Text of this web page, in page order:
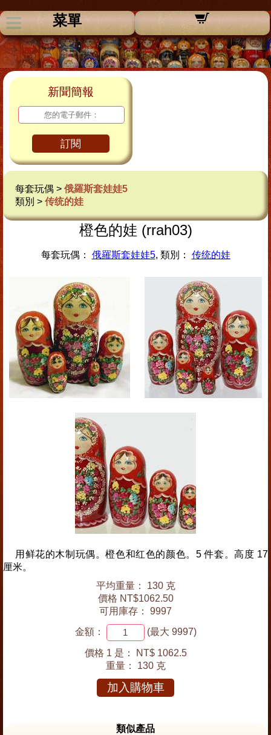
菜單
新聞簡報
訂閱
每套玩偶 > 俄羅斯套娃娃5
類別 > 传统的娃
橙色的娃 (rrah03)
每套玩偶： 俄羅斯套娃娃5, 類別： 传统的娃
用鲜花的木制玩偶。橙色和红色的颜色。5 件套。高度 17
厘米。
平均重量： 130 克
價格 NT$1062.50
可用庫存： 9997
金額： (最大 9997)
價格 1 是：
NT$ 1062.5
重量： 130 克
加入購物車
類似產品